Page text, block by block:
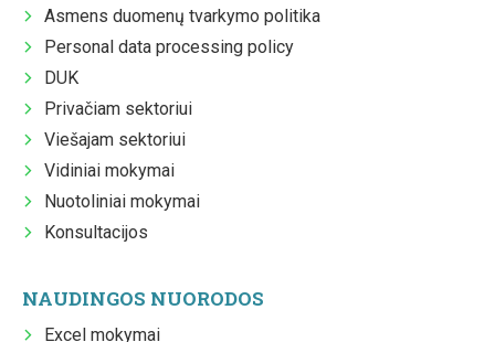
Asmens duomenų tvarkymo politika
Personal data processing policy
DUK
Privačiam sektoriui
Viešajam sektoriui
Vidiniai mokymai
Nuotoliniai mokymai
Konsultacijos
NAUDINGOS NUORODOS
Excel mokymai